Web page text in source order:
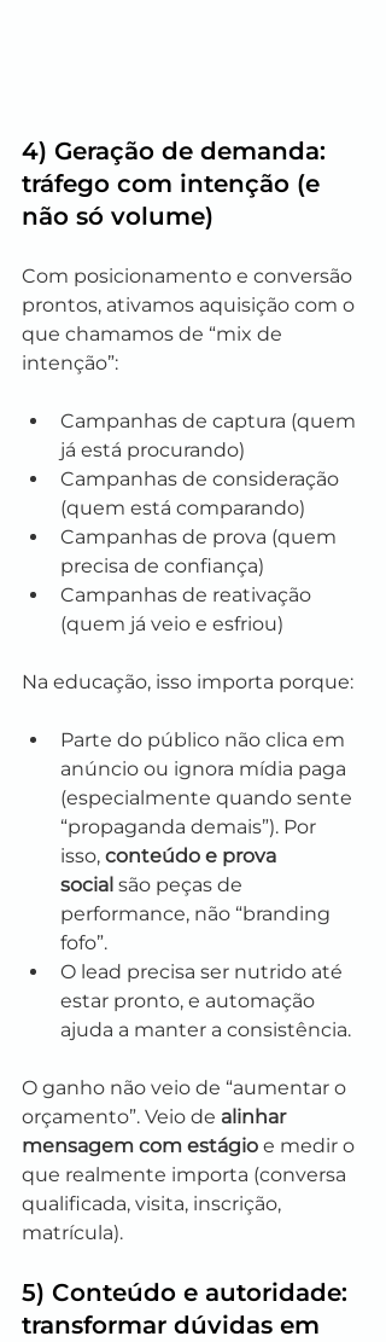
4) Geração de demanda:
tráfego com intenção (e
não só volume)
Com posicionamento e conversão
prontos, ativamos aquisição com o
que chamamos de “mix de
intenção”:
Campanhas de captura (quem
já está procurando)
Campanhas de consideração
(quem está comparando)
Campanhas de prova (quem
precisa de confiança)
Campanhas de reativação
(quem já veio e esfriou)
Na educação, isso importa porque:
Parte do público não clica em
anúncio ou ignora mídia paga
(especialmente quando sente
“propaganda demais”). Por
isso, conteúdo e prova
social são peças de
performance, não “branding
fofo”.
O lead precisa ser nutrido até
estar pronto, e automação
ajuda a manter a consistência.
O ganho não veio de “aumentar o
orçamento”. Veio de alinhar
mensagem com estágio e medir o
que realmente importa (conversa
qualificada, visita, inscrição,
matrícula).
5) Conteúdo e autoridade:
transformar dúvidas em